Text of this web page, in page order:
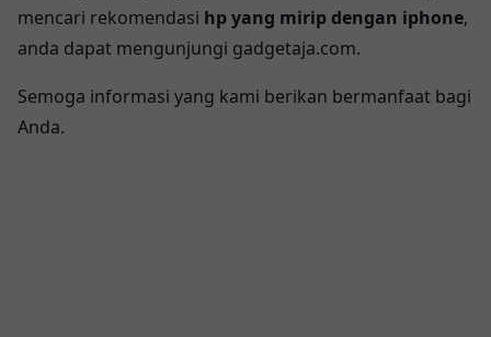
mencari rekomendasi hp yang mirip dengan iphone,
anda dapat mengunjungi gadgetaja.com.
Semoga informasi yang kami berikan bermanfaat bagi
Anda.